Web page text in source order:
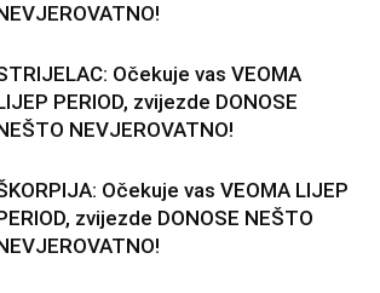
Očekuje vas VEOMA
PERIOD, zvijezde DONOSE
NEVJEROVATNO!
Očekuje vas VEOMA LIJEP
zvijezde DONOSE NEŠTO